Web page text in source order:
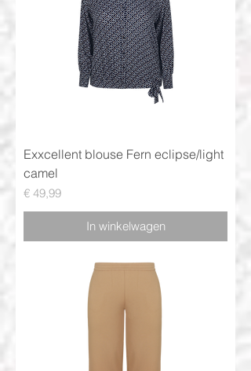
Exxcellent blouse Fern eclipse/light
camel
Prijs
€ 49,99
In winkelwagen